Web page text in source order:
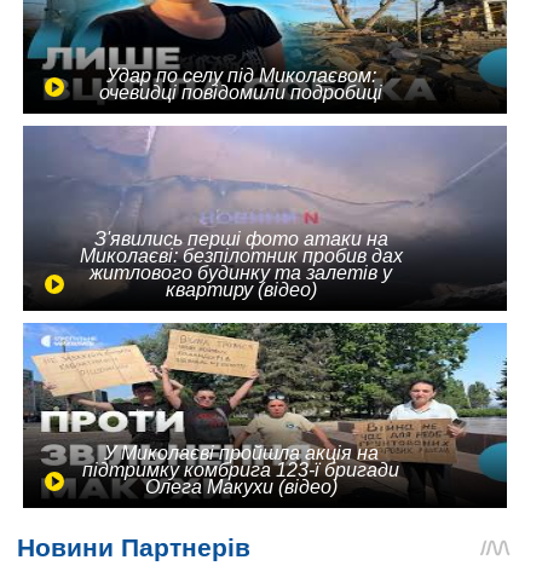
Удар по селу під Миколаєвом:
очевидці повідомили подробиці
З'явились перші фото атаки на
Миколаєві: безпілотник пробив дах
житлового будинку та залетів у
квартиру (відео)
У Миколаєві пройшла акція на
підтримку комбрига 123-ї бригади
Олега Макухи (відео)